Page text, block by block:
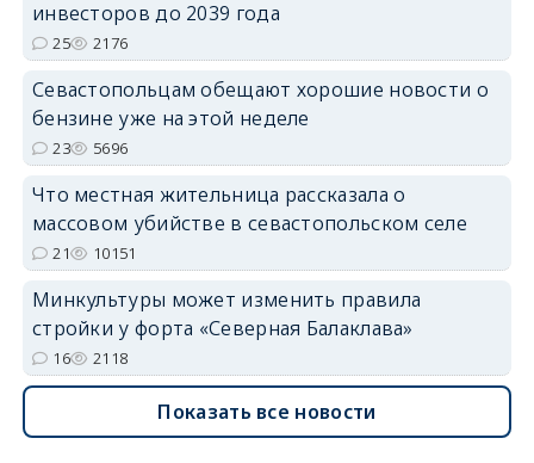
инвесторов до 2039 года
25 2176
Севастопольцам обещают хорошие новости о
бензине уже на этой неделе
23 5696
Что местная жительница рассказала о
массовом убийстве в севастопольском селе
21 10151
Минкультуры может изменить правила
стройки у форта «Северная Балаклава»
16 2118
Показать все новости